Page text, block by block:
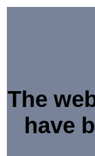
The
have